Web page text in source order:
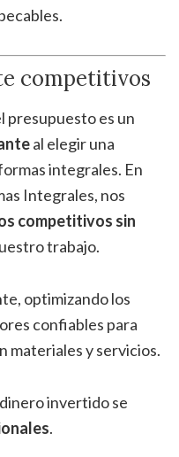
competitivos
presupuesto es un
al elegir una
integrales. En
Integrales, nos
competitivos sin
trabajo.
optimizando los
confiables para
materiales y servicios.
invertido se
.